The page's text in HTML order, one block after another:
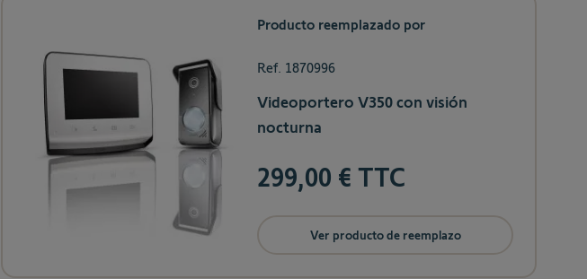
Producto reemplazado por
Ref. 1870996
Videoportero V350 con visión
nocturna
299,00 € TTC
Ver producto de reemplazo